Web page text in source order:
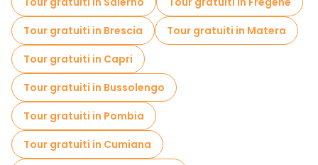
Tour gratuiti in Brescia
Tour gratuiti in Matera
Tour gratuiti in Capri
Tour gratuiti in Bussolengo
Tour gratuiti in Pombia
Tour gratuiti in Cumiana